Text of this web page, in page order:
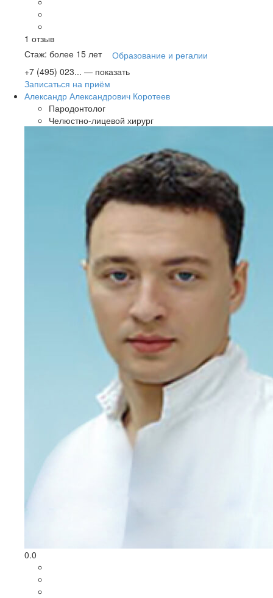
1 отзыв
Стаж: более 15 лет
Образование и регалии
+7 (495) 023... — показать
Записаться на приём
Александр Александрович Коротеев
Пародонтолог
Челюстно-лицевой хирург
0.0